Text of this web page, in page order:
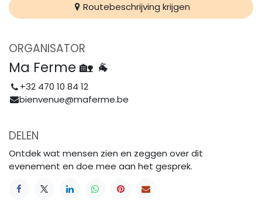
Routebeschrijving krijgen
ORGANISATOR
Ma Ferme 🏡 🐐
+32 470 10 84 12
bienvenue@maferme.be
DELEN
Ontdek wat mensen zien en zeggen over dit
evenement en doe mee aan het gesprek.